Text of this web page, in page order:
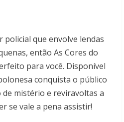
policial que envolve lendas
então As Cores do
para você. Disponível
conquista o público
mistério e reviravoltas a
se vale a pena assistir!